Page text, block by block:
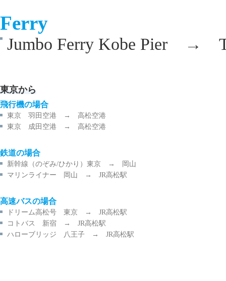
Ferry
Jumbo Ferry Kobe Pier →
東京から
飛行機の場合
東京 羽田空港 → 高松空港
東京 成田空港 → 高松空港
鉄道の場合
新幹線（のぞみ/ひかり）東京 → 岡山
マリンライナー 岡山 → JR高松駅
高速バスの場合
ドリーム高松号 東京 → JR高松駅
コトバス 新宿 → JR高松駅
ハローブリッジ 八王子 → JR高松駅